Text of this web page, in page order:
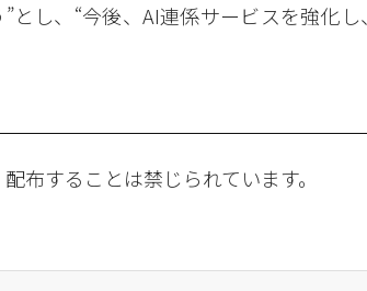
し、“今後、AI連係サービスを強化し、
布することは禁じられています。